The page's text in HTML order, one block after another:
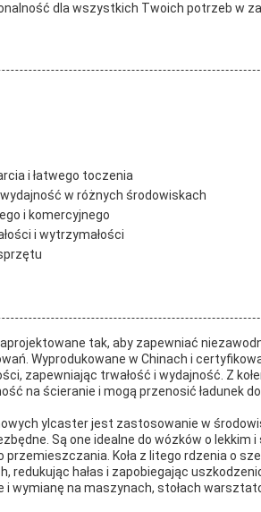
dla wszystkich Twoich potrzeb w
i łatwego toczenia
w różnych środowiskach
i komercyjnego
i wytrzymałości
tak, aby zapewniać
Wyprodukowane w Chinach i
zapewniając trwałość i wydajność. Z
na ścieranie i mogą przenosić ładunek
ylcaster jest zastosowanie w
Są one idealne do wózków o lekkim
Koła z litego rdzenia o
redukując hałas i zapobiegając
i wymianę na maszynach, stołach